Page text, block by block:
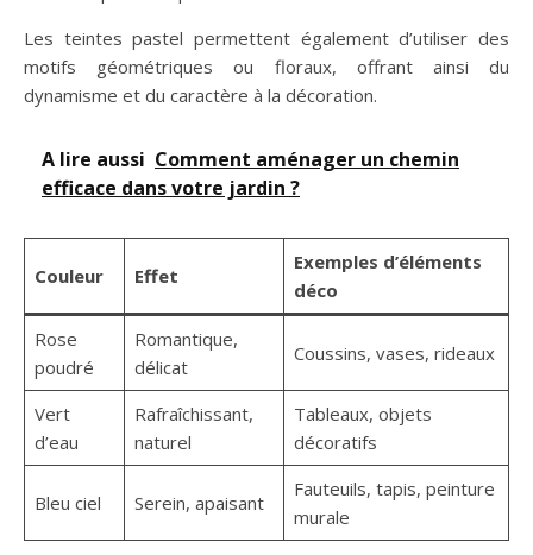
Les teintes pastel permettent également d’utiliser des
motifs géométriques ou floraux, offrant ainsi du
dynamisme et du caractère à la décoration.
A lire aussi Comment aménager un chemin
efficace dans votre jardin ?
Couleur Effet
Exemples d’éléments
déco
Rose
poudré
Romantique,
délicat
Coussins, vases, rideaux
Vert
d’eau
Rafraîchissant,
naturel
Tableaux, objets
décoratifs
Bleu ciel Serein, apaisant
Fauteuils, tapis, peinture
murale